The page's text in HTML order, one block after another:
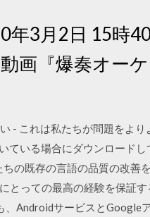
3月2日 15時
画『爆奏オー
- これは私たちが問題をより
いる場合にダウンロードし
の既存の言語の品質の改善
とっての最高の経験を保証
AndroidサービスとGoogle